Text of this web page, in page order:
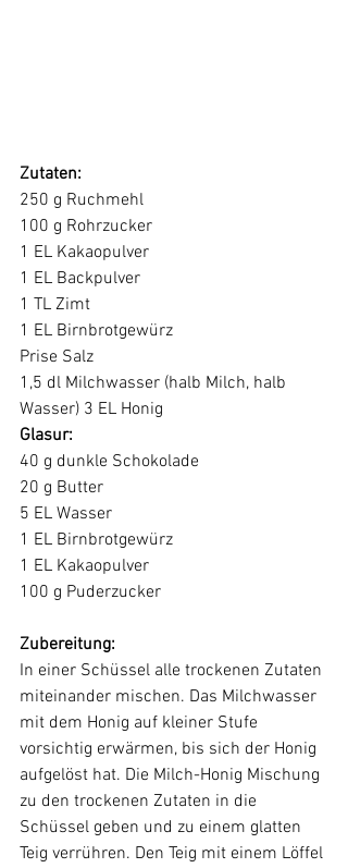
Zutaten:
250 g Ruchmehl
100 g Rohrzucker
1 EL Kakaopulver
1 EL Backpulver
1 TL Zimt
1 EL Birnbrotgewürz
Prise Salz
1,5 dl Milchwasser (halb Milch, halb
Wasser) 3 EL Honig
Glasur:
40 g dunkle Schokolade
20 g Butter
5 EL Wasser
1 EL Birnbrotgewürz
1 EL Kakaopulver
100 g Puderzucker
Zubereitung:
In einer Schüssel alle trockenen Zutaten
miteinander mischen. Das Milchwasser
mit dem Honig auf kleiner Stufe
vorsichtig erwärmen, bis sich der Honig
aufgelöst hat. Die Milch-Honig Mischung
zu den trockenen Zutaten in die
Schüssel geben und zu einem glatten
Teig verrühren. Den Teig mit einem Löffel